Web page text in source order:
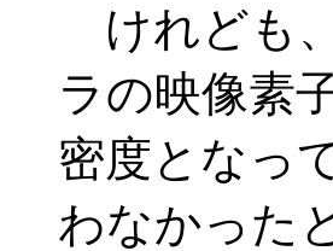
けれども
ラの映像素
密度となっ
わなかった